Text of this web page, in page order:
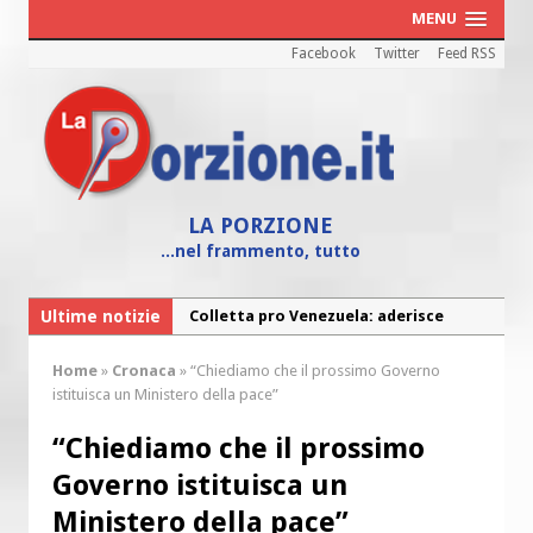
MENU
Facebook Twitter Feed RSS
LA PORZIONE
...nel frammento, tutto
Ultime notizie
Colletta pro Venezuela: aderisce
Fine vita: la Chiesa Cattolica inglese si
Torna la festa della Madonnina a
Montesilvano: “Tanta la devozione”
Torna la festa di Sant’Andrea:
Home » Cronaca » “Chiediamo che il prossimo Governo
istituisca un Ministero della pace”
“Chiediamo che il prossimo
Governo istituisca un
Ministero della pace”